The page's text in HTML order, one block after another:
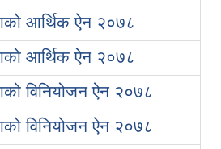
आर्थिक ऐन २०७८
आर्थिक ऐन २०७८
विनियोजन ऐन २०७८
विनियोजन ऐन २०७८